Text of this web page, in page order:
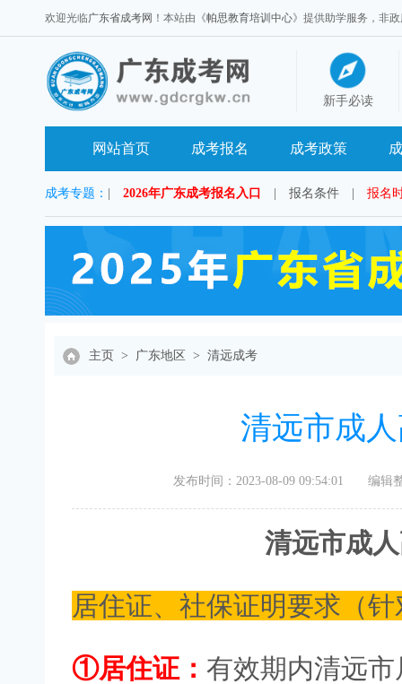
欢迎光临广东省成考网 ！本站由《帕思教育培训中心》提供助学服务，非
新手必读
网站首页 成考报名 成考政策
成考专题： 2026年广东成考报名入口 报名条件 报名
主页 > 广东地区 > 清远成考
清远市成
发布时间：2023-08-09 09:54:01 编辑
清远市成
居住证、社保证明要求（
①居住证： 有效期内清远